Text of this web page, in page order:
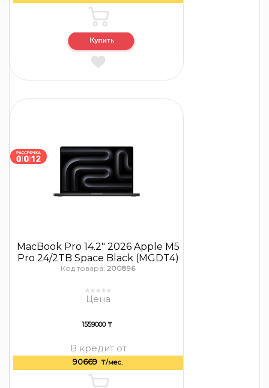
MacBook Pro 14.2″ 2026 Apple M5
Pro 24/2TB Space Black (MGDT4)
Код товара: 200896
Цена
1559000 ₸
В кредит от
90669 ₸/мес.